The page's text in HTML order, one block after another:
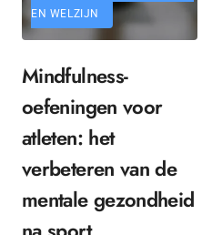
EN WELZIJN
Mindfulness-
oefeningen voor
atleten: het
verbeteren van de
mentale gezondheid